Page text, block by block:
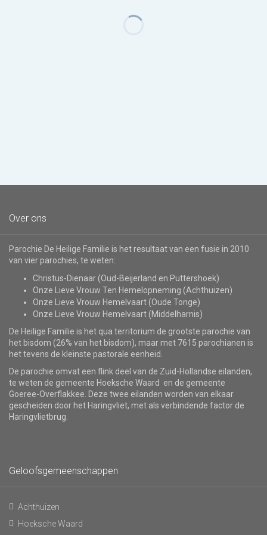
Over ons
Parochie De Heilige Familie is het resultaat van een fusie in 2010
van vier parochies, te weten:
Christus-Dienaar (Oud-Beijerland en Puttershoek)
Onze Lieve Vrouw Ten Hemelopneming (Achthuizen)
Onze Lieve Vrouw Hemelvaart (Oude Tonge)
Onze Lieve Vrouw Hemelvaart (Middelharnis)
De Heilige Familie is het qua territorium de grootste parochie van
het bisdom (26% van het bisdom), maar met 7615 parochianen is
het tevens de kleinste pastorale eenheid.
De parochie omvat een flink deel van de Zuid-Hollandse eilanden,
te weten de gemeente Hoeksche Waard en de gemeente
Goeree-Overflakkee. Deze twee eilanden worden van elkaar
gescheiden door het Haringvliet, met als verbindende factor de
Haringvlietbrug.
Geloofsgemeenschappen
Achthuizen
Hoeksche Waard